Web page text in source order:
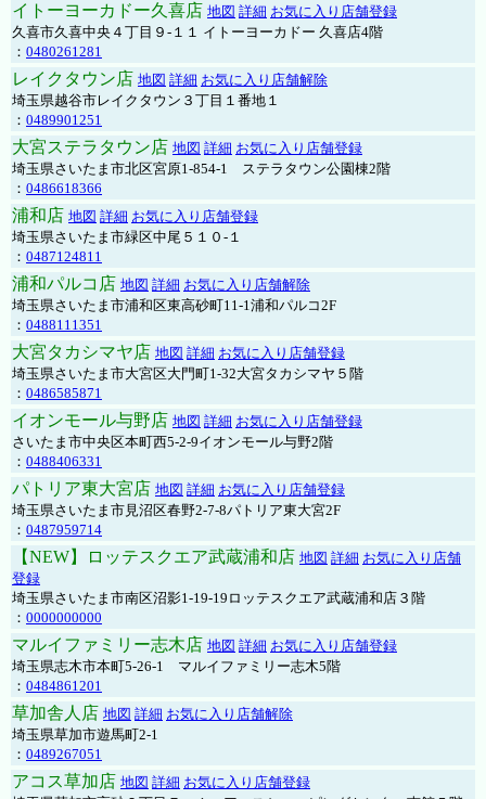
イトーヨーカドー久喜店 地図 詳細 お気に入り店舗登録
久喜市久喜中央４丁目９-１１ イトーヨーカドー 久喜店4階
： 0480261281
レイクタウン店 地図 詳細 お気に入り店舗解除
埼玉県越谷市レイクタウン３丁目１番地１
： 0489901251
大宮ステラタウン店 地図 詳細 お気に入り店舗登録
埼玉県さいたま市北区宮原1-854-1 ステラタウン公園棟2階
： 0486618366
浦和店 地図 詳細 お気に入り店舗登録
埼玉県さいたま市緑区中尾５１０-１
： 0487124811
浦和パルコ店 地図 詳細 お気に入り店舗解除
埼玉県さいたま市浦和区東高砂町11-1浦和パルコ2F
： 0488111351
大宮タカシマヤ店 地図 詳細 お気に入り店舗登録
埼玉県さいたま市大宮区大門町1-32大宮タカシマヤ５階
： 0486585871
イオンモール与野店 地図 詳細 お気に入り店舗登録
さいたま市中央区本町西5-2-9イオンモール与野2階
： 0488406331
パトリア東大宮店 地図 詳細 お気に入り店舗登録
埼玉県さいたま市見沼区春野2-7-8パトリア東大宮2F
： 0487959714
【NEW】ロッテスクエア武蔵浦和店 地図 詳細 お気に入り店舗
登録
埼玉県さいたま市南区沼影1-19-19ロッテスクエア武蔵浦和店３階
： 0000000000
マルイファミリー志木店 地図 詳細 お気に入り店舗登録
埼玉県志木市本町5-26-1 マルイファミリー志木5階
： 0484861201
草加舎人店 地図 詳細 お気に入り店舗解除
埼玉県草加市遊馬町2-1
： 0489267051
アコス草加店 地図 詳細 お気に入り店舗登録